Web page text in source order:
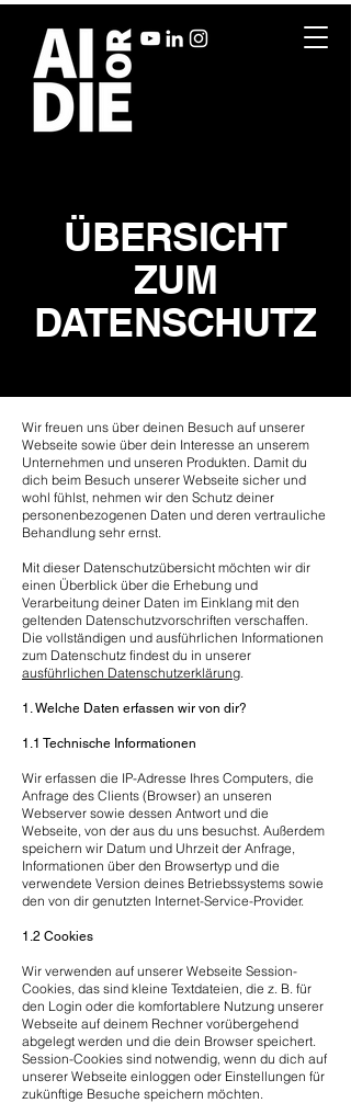
ÜBERSICHT
ZUM
DATENSCHUTZ
Wir freuen uns über deinen Besuch auf unserer
Webseite sowie über dein Interesse an unserem
Unternehmen und unseren Produkten. Damit du
dich beim Besuch unserer Webseite sicher und
wohl fühlst, nehmen wir den Schutz deiner
personenbezogenen Daten und deren vertrauliche
Behandlung sehr ernst.
Mit dieser Datenschutzübersicht möchten wir dir
einen Überblick über die Erhebung und
Verarbeitung deiner Daten im Einklang mit den
geltenden Datenschutzvorschriften verschaffen.
Die vollständigen und ausführlichen Informationen
zum Datenschutz findest du in unserer
ausführlichen Datenschutzerklärung.
1. Welche Daten erfassen wir von dir?
1.1 Technische Informationen
Wir erfassen die IP-Adresse Ihres Computers, die
Anfrage des Clients (Browser) an unseren
Webserver sowie dessen Antwort und die
Webseite, von der aus du uns besuchst. Außerdem
speichern wir Datum und Uhrzeit der Anfrage,
Informationen über den Browsertyp und die
verwendete Version deines Betriebssystems sowie
den von dir genutzten Internet-Service-Provider.
1.2 Cookies
Wir verwenden auf unserer Webseite Session-
Cookies, das sind kleine Textdateien, die z. B. für
den Login oder die komfortablere Nutzung unserer
Webseite auf deinem Rechner vorübergehend
abgelegt werden und die dein Browser speichert.
Session-Cookies sind notwendig, wenn du dich auf
unserer Webseite einloggen oder Einstellungen für
zukünftige Besuche speichern möchten.